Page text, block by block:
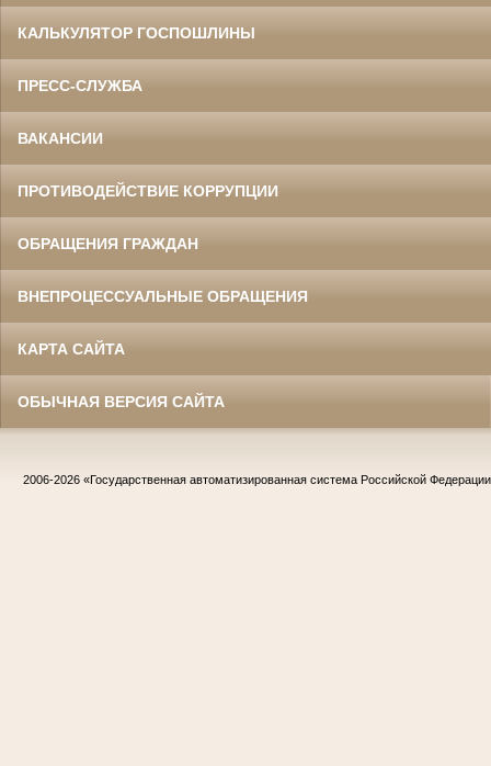
КАЛЬКУЛЯТОР ГОСПОШЛИНЫ
ПРЕСС-СЛУЖБА
ВАКАНСИИ
ПРОТИВОДЕЙСТВИЕ КОРРУПЦИИ
ОБРАЩЕНИЯ ГРАЖДАН
ВНЕПРОЦЕССУАЛЬНЫЕ ОБРАЩЕНИЯ
КАРТА САЙТА
ОБЫЧНАЯ ВЕРСИЯ САЙТА
2006-2026 «Государственная автоматизированная система Российской